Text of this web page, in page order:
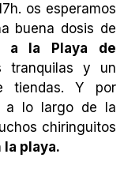
os esperamos
buena dosis de
a la Playa de
tranquilas y un
tiendas. Y por
a lo largo de la
chiringuitos
playa.